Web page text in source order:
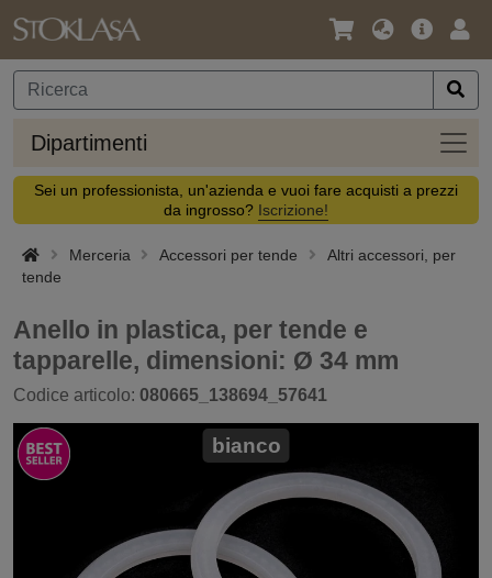
Lingua
Valuta
Offerta
Dipartimenti
Sei un professionista, un'azienda e vuoi fare acquisti a prezzi
da ingrosso? Iscrizione!
Merceria Accessori per tende
Altri accessori, per
tende
Anello in plastica, per tende e
tapparelle, dimensioni: Ø 34 mm
Codice articolo: 080665_138694_57641
bianco